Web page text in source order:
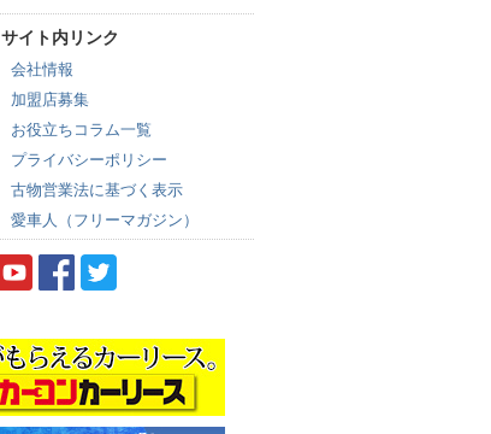
サイト内リンク
会社情報
加盟店募集
お役立ちコラム一覧
プライバシーポリシー
古物営業法に基づく表示
愛車人（フリーマガジン）